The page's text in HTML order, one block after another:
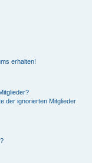
erhalten!
der ignorierten Mitglieder